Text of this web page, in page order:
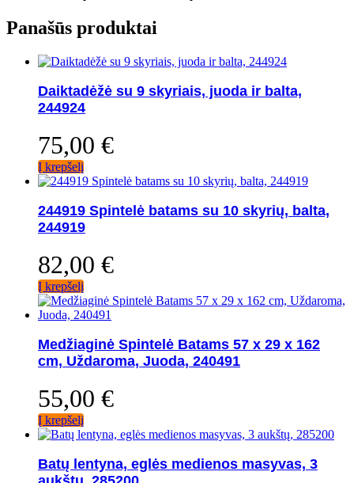
Panašūs produktai
Daiktadėžė su 9 skyriais, juoda ir balta,
244924
75,00 €
Į krepšelį
244919 Spintelė batams su 10 skyrių, balta,
244919
82,00 €
Į krepšelį
Medžiaginė Spintelė Batams 57 x 29 x 162
cm, Uždaroma, Juoda, 240491
55,00 €
Į krepšelį
Batų lentyna, eglės medienos masyvas, 3